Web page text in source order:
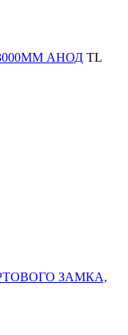
АНОД TL
ЗАМКА,